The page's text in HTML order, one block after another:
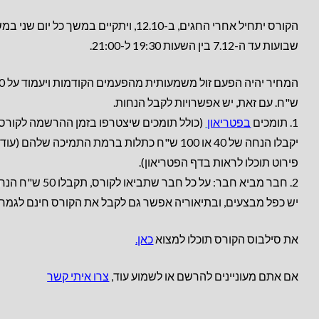
שבועות עד ה-7.12 בין השעות 19:30 ל-21:00.
המחיר
ש"ח. עם זאת, יש אפשרויות לקבל הנחות.
1. תומכים
בפטריאון (כולל תומכים שיצטרפו בזמן ההרשמה
יקבלו הנחה של 40 או 100 ש"ח כתלות ברמת התמיכה שלהם (עוד
פירוט תוכלו לראות בדף הפטריאון).
2. חבר מביא חבר: על כל חבר שתביאו לקורס, תקבלו 50 ש"ח הנחה
יש כפל מבצעים, ובתיאוריה אפשר גם לקבל את הקורס חינם
את סילבוס הקורס תוכלו למצוא כאן.
אם אתם מעוניינים להרשם או לשמוע עוד, צרו איתי קשר